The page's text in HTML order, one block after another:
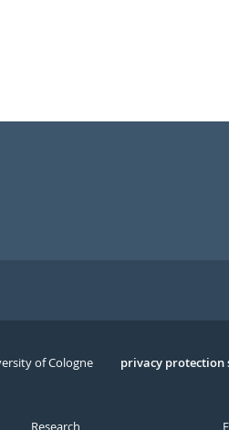
Serivce
privacy protection
of Cologne
Research